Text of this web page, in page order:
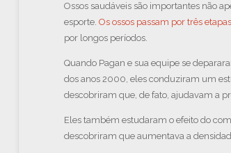
Ossos saudáveis ​​são importantes não
esporte. Os ossos passam por três etapas
por longos períodos.
Quando Pagan e sua equipe se
dos anos 2000, eles conduziram um
descobriram que, de fato, ajudavam a
Eles também estudaram o efeito do
descobriram que aumentava a